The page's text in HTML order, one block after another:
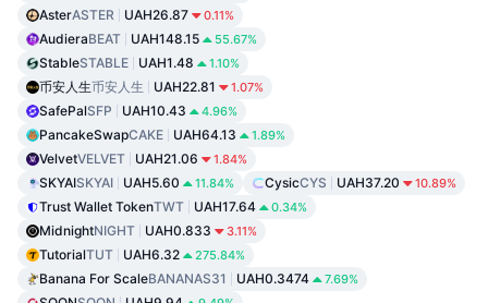
AsterASTER UAH26.87 0.11%
AudieraBEAT UAH148.15 55.67%
StableSTABLE UAH1.48 1.10%
币安人生币安人生 UAH22.81 1.07%
SafePalSFP UAH10.43 4.96%
PancakeSwapCAKE UAH64.13 1.89%
VelvetVELVET UAH21.06 1.84%
SKYAISKYAI UAH5.60 11.84% CysicCYS UAH37.20 10.89%
Trust Wallet TokenTWT UAH17.64 0.34%
MidnightNIGHT UAH0.833 3.11%
TutorialTUT UAH6.32 275.84%
Banana For ScaleBANANAS31 UAH0.3474 7.69%